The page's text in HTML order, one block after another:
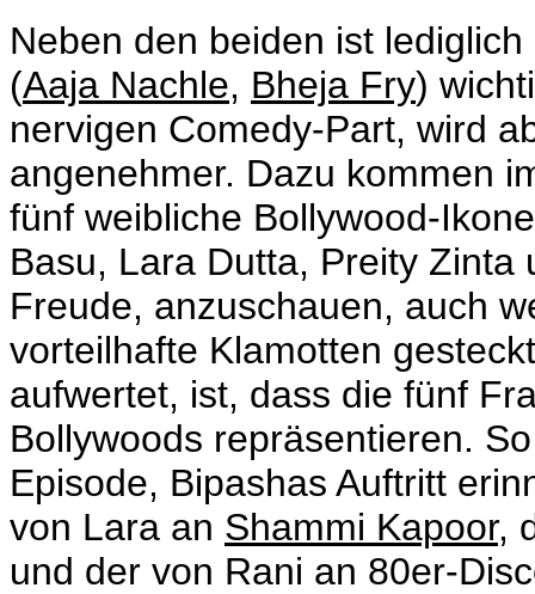
Neben den beiden ist
(Aaja Nachle, Bheja Fry)
nervigen Comedy-Part, wird
angenehmer. Dazu kommen
fünf weibliche Bollywood-
Basu, Lara Dutta, Preity Zinta
Freude, anzuschauen, auch
vorteilhafte Klamotten
aufwertet, ist, dass die fünf
Bollywoods repräsentieren.
Episode, Bipashas Auftritt
von Lara an Shammi Kapoor,
und der von Rani an 80er-